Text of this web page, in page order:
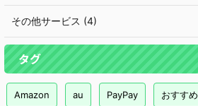
その他サービス (4)
タグ
Amazon au PayPay おすすめ